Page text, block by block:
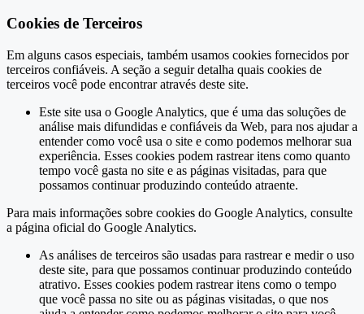
Cookies de Terceiros
Em alguns casos especiais, também usamos cookies fornecidos por
terceiros confiáveis. A seção a seguir detalha quais cookies de
terceiros você pode encontrar através deste site.
Este site usa o Google Analytics, que é uma das soluções de
análise mais difundidas e confiáveis ​​da Web, para nos ajudar a
entender como você usa o site e como podemos melhorar sua
experiência. Esses cookies podem rastrear itens como quanto
tempo você gasta no site e as páginas visitadas, para que
possamos continuar produzindo conteúdo atraente.
Para mais informações sobre cookies do Google Analytics, consulte
a página oficial do Google Analytics.
As análises de terceiros são usadas para rastrear e medir o uso
deste site, para que possamos continuar produzindo conteúdo
atrativo. Esses cookies podem rastrear itens como o tempo
que você passa no site ou as páginas visitadas, o que nos